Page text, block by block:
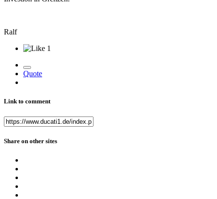
Ralf
1
Quote
Link to comment
Share on other sites